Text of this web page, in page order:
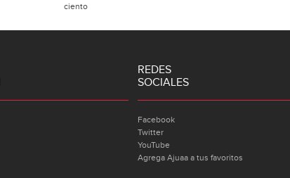
ciento
REDES
SOCIALES
Facebook
Twitter
YouTube
Agrega Ajuaa a tus favoritos